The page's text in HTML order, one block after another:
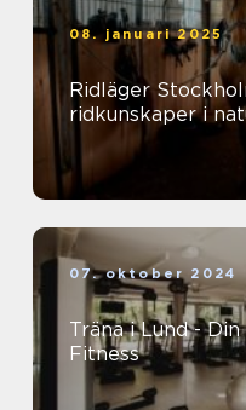
08. januari 2025
Ridläger
ridkunskaper i
07. oktober 2024
Träna i Lund -
Fitness